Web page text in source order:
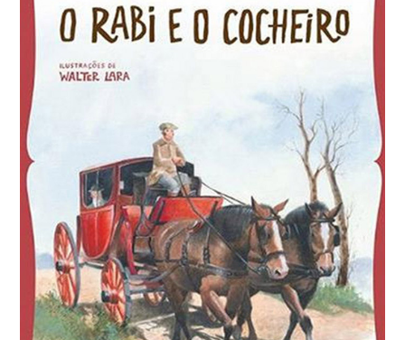
do cocheiro, o Rabi aceitou que trocassem de papéis. O
cocheiro só não esperava ter que responder a
perguntas de homens cultos que encontravam. Como o
Rabi e o cocheiro resolveram o problema?
Originalmente intitulado “O rabi, o cocheiro e os anjos
de Deus”.